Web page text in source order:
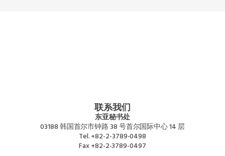
联系我们
东亚秘书处
03188 韩国首尔市钟路 38 号首尔国际中心 14 层
Tel.+82-2-3789-0498
Fax+82-2-3789-0497